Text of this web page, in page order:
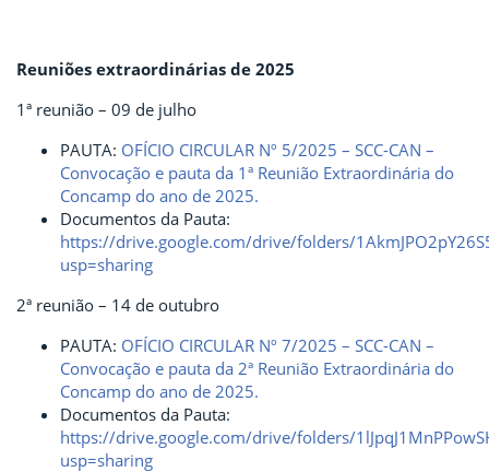
Reuniões extraordinárias de 2025
1ª reunião – 09 de julho
PAUTA: OFÍCIO CIRCULAR Nº 5/2025 – SCC-CAN –
Convocação e pauta da 1ª Reunião Extraordinária do
Concamp do ano de 2025.
Documentos da Pauta:
https://drive.google.com/drive/folders/
usp=sharing
2ª reunião – 14 de outubro
PAUTA: OFÍCIO CIRCULAR Nº 7/2025 – SCC-CAN –
Convocação e pauta da 2ª Reunião Extraordinária do
Concamp do ano de 2025.
Documentos da Pauta:
https://drive.google.com/drive/folders/
usp=sharing